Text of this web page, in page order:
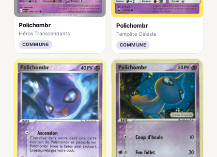
Polichombr
Héros Transcendants
COMMUNE
Polichombr
Tempête Céleste
COMMUNE